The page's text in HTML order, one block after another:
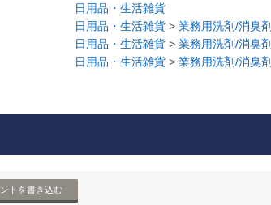
日用品・生活雑貨
日用品・生活雑貨 > 業務用洗剤/消臭剤
日用品・生活雑貨 > 業務用洗剤/消臭剤
日用品・生活雑貨 > 業務用洗剤/消臭剤
トを書き込む